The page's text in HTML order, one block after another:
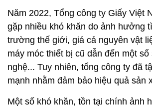
Năm 2022, Tổng công ty Giấy Việt
gặp nhiều khó khăn do ảnh hưởng
trường thế giới, giá cả nguyên vật
máy móc thiết bị cũ dẫn đến một
nghệ... Tuy nhiên, tổng công ty đã
mạnh nhằm đảm bảo hiệu quả sản
Một số khó khăn, tồn tại chính ảnh